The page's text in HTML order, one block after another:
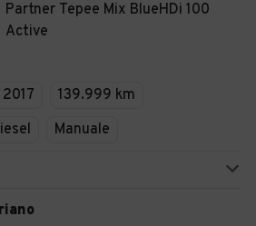
Partner Tepee Mix BlueHDi 100
Active
139.999 km
Manuale